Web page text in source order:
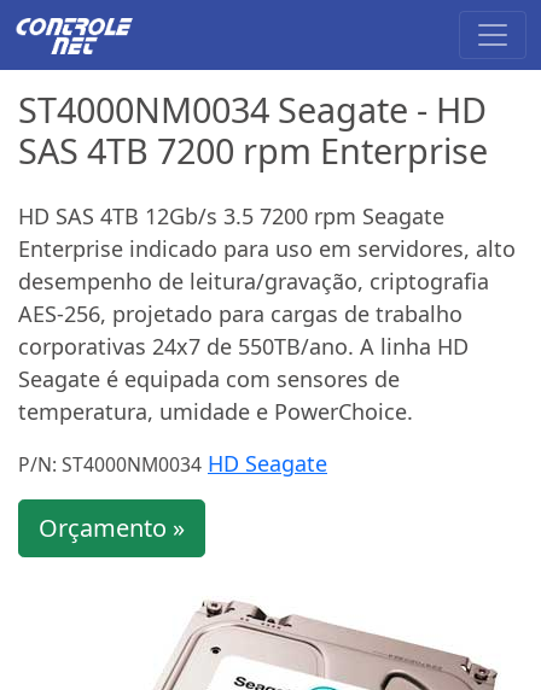
ST4000NM0034 Seagate - HD
SAS 4TB 7200 rpm Enterprise
HD SAS 4TB 12Gb/s 3.5 7200 rpm Seagate
Enterprise indicado para uso em servidores, alto
desempenho de leitura/gravação, criptografia
AES-256, projetado para cargas de trabalho
corporativas 24x7 de 550TB/ano. A linha HD
Seagate é equipada com sensores de
temperatura, umidade e PowerChoice.
P/N: ST4000NM0034 HD Seagate
Orçamento »